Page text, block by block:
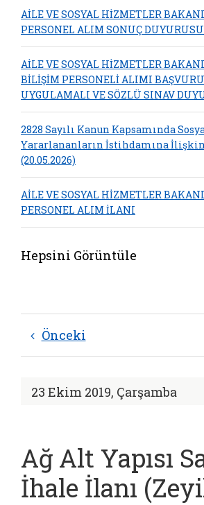
AİLE VE SOSYAL HİZMETLER
PERSONEL ALIM SONUÇ DUYURUSU
AİLE VE SOSYAL HİZMETLER
BİLİŞİM PERSONELİ ALIMI
UYGULAMALI VE SÖZLÜ SINAV
2828 Sayılı Kanun Kapsamında
Yararlananların İstihdamına
(20.05.2026)
AİLE VE SOSYAL HİZMETLER
PERSONEL ALIM İLANI
Hepsini Görüntüle
Önceki
23 Ekim 2019, Çarşamba
Ağ Alt Yapısı
İhale İlanı